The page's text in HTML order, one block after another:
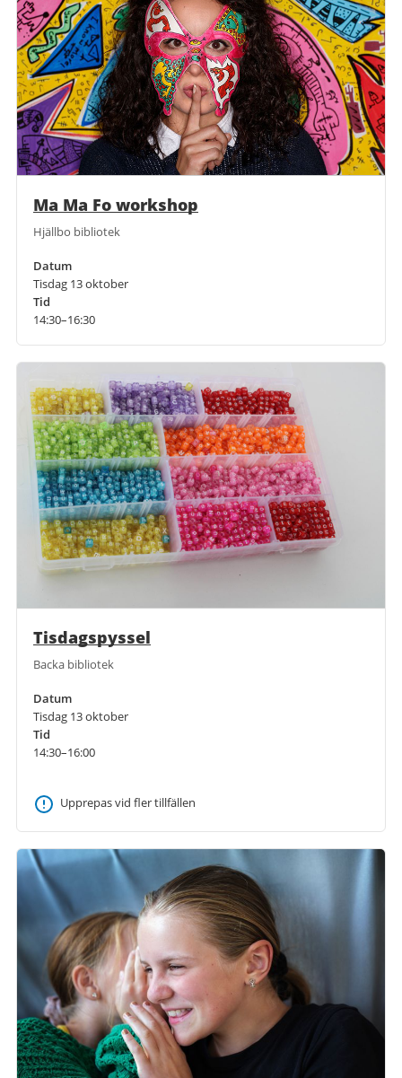
Ma Ma Fo workshop
Hjällbo bibliotek
Datum
Tisdag 13 oktober
Tid
14:30–16:30
Tisdagspyssel
Backa bibliotek
Datum
Tisdag 13 oktober
Tid
14:30–16:00
Upprepas vid fler tillfällen